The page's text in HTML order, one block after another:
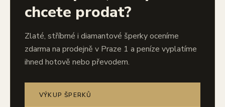
chcete prodat?
Zlaté, stříbrné i diamantové šperky oceníme
zdarma na prodejně v Praze 1 a peníze vyplatíme
ihned hotově nebo převodem.
VÝKUP ŠPERKŮ